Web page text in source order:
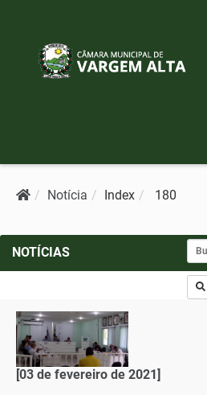
Notícia Index 180
NOTÍCIAS
[03 de fevereiro de 2021]